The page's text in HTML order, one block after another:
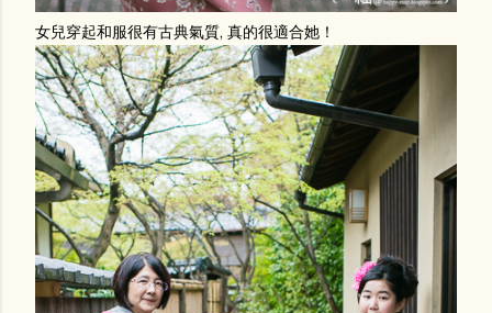
女兒穿起和服很有古典氣質, 真的很適合她！